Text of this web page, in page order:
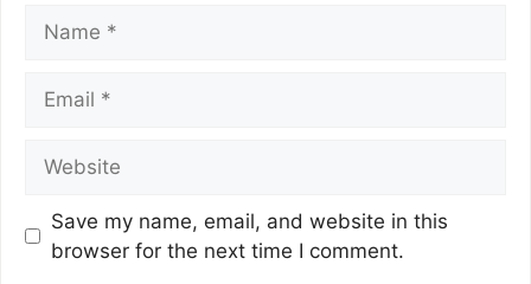
Save my name, email, and website in this
browser for the next time I comment.